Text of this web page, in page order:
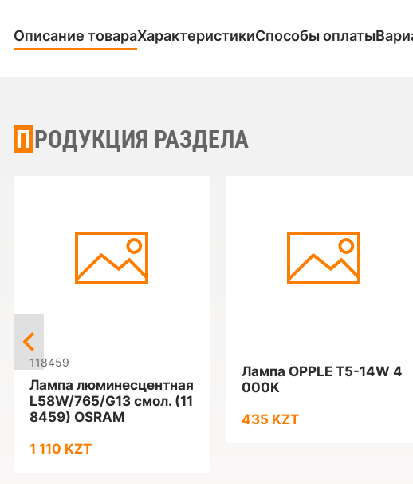
Описание товараХарактеристикиСпособы оплаты
ПРОДУКЦИЯ РАЗДЕЛА
118459
Лампа люминесцентная
L58W/765/G13 смол. (11
8459) OSRAM
1 110 KZT
Лампа OPPLE T5-14W 4
000K
435 KZT